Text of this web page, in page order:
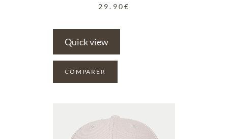
29.90€
Quick view
COMPARER